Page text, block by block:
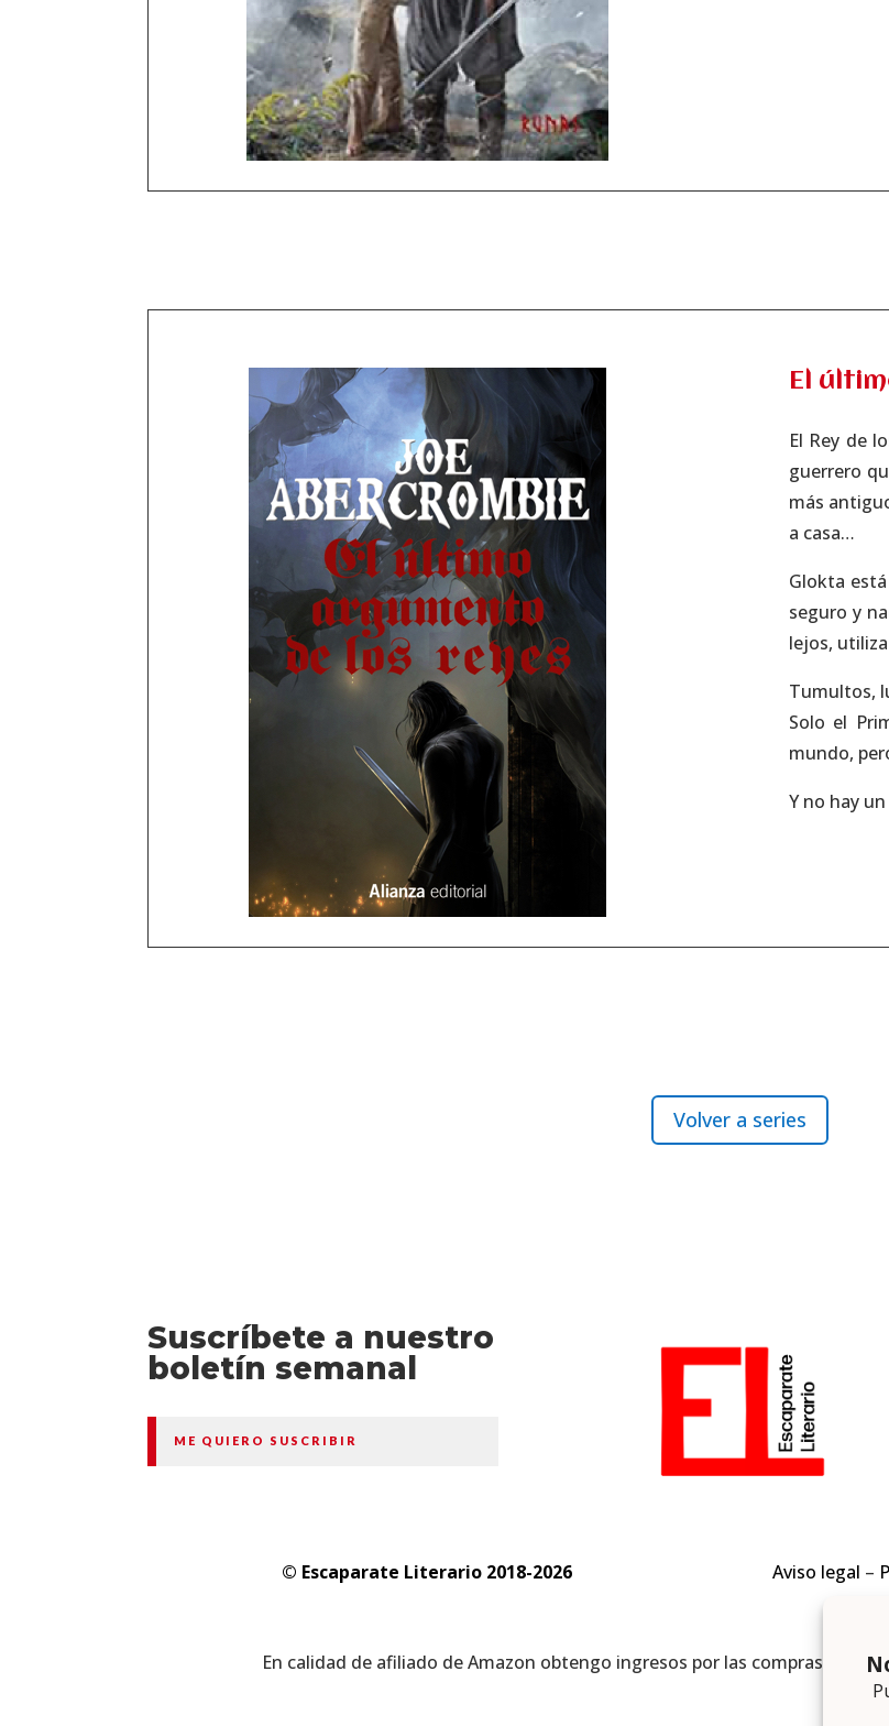
El
El Rey de
guerrero
más
a casa…
Glokta
seguro y
lejos,
Tumultos,
Solo el
mundo,
Y no hay
Volver a series
Suscríbete a nuestro
boletín semanal
ME QUIERO SUSCRIBIR
© Escaparate Literario 2018-2026 Aviso legal –
En calidad de afiliado de Amazon obtengo ingresos por las compras